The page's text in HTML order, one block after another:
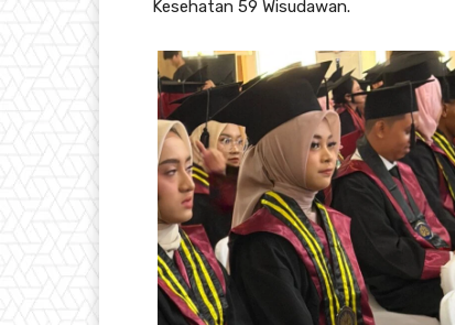
Kesehatan 59 Wisudawan.